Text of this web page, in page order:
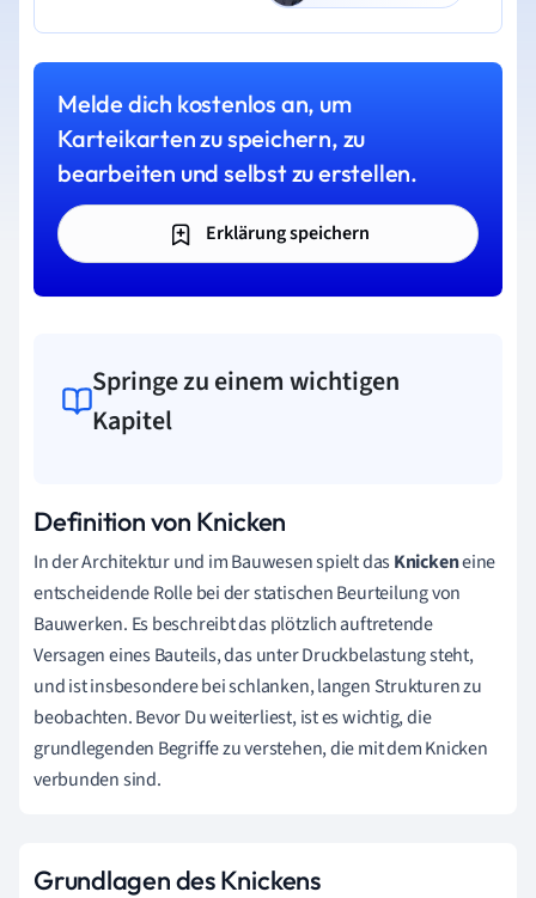
Melde dich kostenlos an, um
Karteikarten zu speichern, zu
bearbeiten und selbst zu erstellen.
Erklärung speichern
Springe zu einem wichtigen
Kapitel
Definition von Knicken
In der Architektur und im Bauwesen spielt dasKnickeneine
entscheidende Rolle bei der statischen Beurteilung von
Bauwerken. Es beschreibt das plötzlich auftretende
Versagen eines Bauteils, das unter Druckbelastung steht,
und ist insbesondere bei schlanken, langen Strukturen zu
beobachten. Bevor Du weiterliest, ist es wichtig, die
grundlegenden Begriffe zu verstehen, die mit dem Knicken
verbunden sind.
Grundlagen des Knickens